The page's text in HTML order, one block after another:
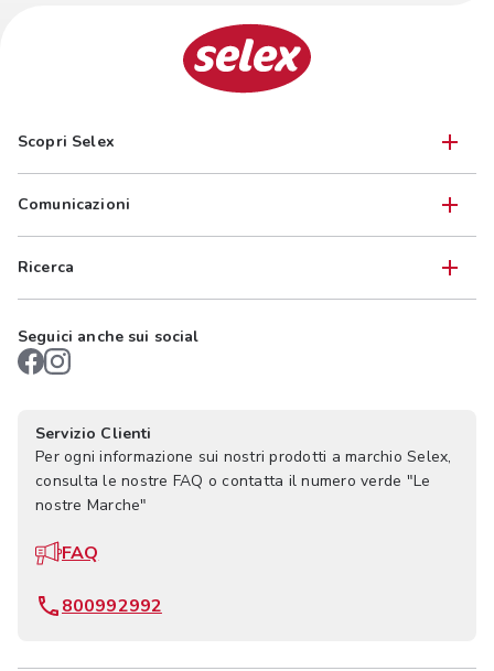
Scopri Selex
Comunicazioni
Ricerca
Seguici anche sui social
Servizio Clienti
Per ogni informazione sui nostri prodotti a marchio Selex,
consulta le nostre FAQ o contatta il numero verde "Le
nostre Marche"
FAQ
800992992